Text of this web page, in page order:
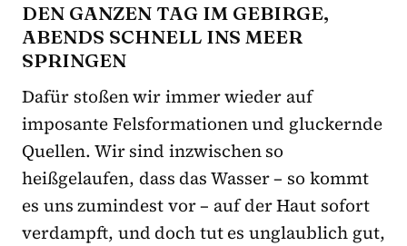
DEN GANZEN TAG IM GEBIRGE,
ABENDS SCHNELL INS MEER
SPRINGEN
Dafür stoßen wir immer wieder auf
imposante Felsformationen und gluckernde
Quellen. Wir sind inzwischen so
heißgelaufen, dass das Wasser – so kommt
es uns zumindest vor – auf der Haut sofort
verdampft, und doch tut es unglaublich gut,